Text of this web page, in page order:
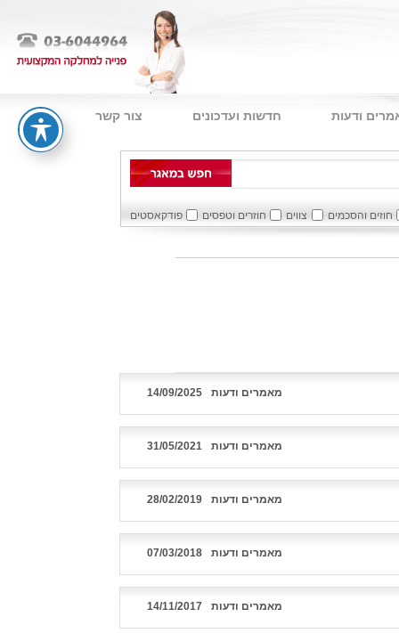
ודעות חדשות ועדכונים צור קשר
חוזים והסכמים צווים חוזרים וטפסים פודקאסטים
14/09/2025 מאמרים ודעות
31/05/2021 מאמרים ודעות
28/02/2019 מאמרים ודעות
07/03/2018 מאמרים ודעות
14/11/2017 מאמרים ודעות